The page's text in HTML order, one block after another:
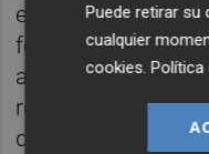
especiales y en
federados por la
asciende a un
repartidos en
de lentas, por
Puede retirar su
cualquier
cookies.Política